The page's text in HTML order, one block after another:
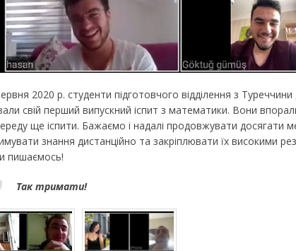
2020 р. студенти підготовчого відділення з Туреччини
свій перший випускний іспит з математики. Вони
ще іспити. Бажаємо і надалі продовжувати досягати
знання дистанційно та закріплювати їх високими
пишаємось!
Так тримати!